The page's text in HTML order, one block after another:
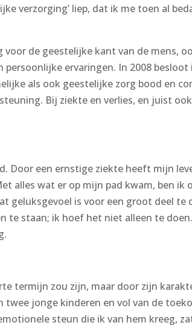
verzorging’ liep, dat ik me toen al
de geestelijke kant van de mens,
ervaringen. In 2008 besloot
als ook geestelijke zorg bood en
Bij ziekte en verlies, en juist
Door een ernstige ziekte heeft mijn
alles wat er op mijn pad kwam, ben ik
geluksgevoel is voor een groot deel te
te staan; ik hoef het niet alleen te
termijn zou zijn, maar door zijn
jonge kinderen en vol van de
steun die ik van hem kreeg,